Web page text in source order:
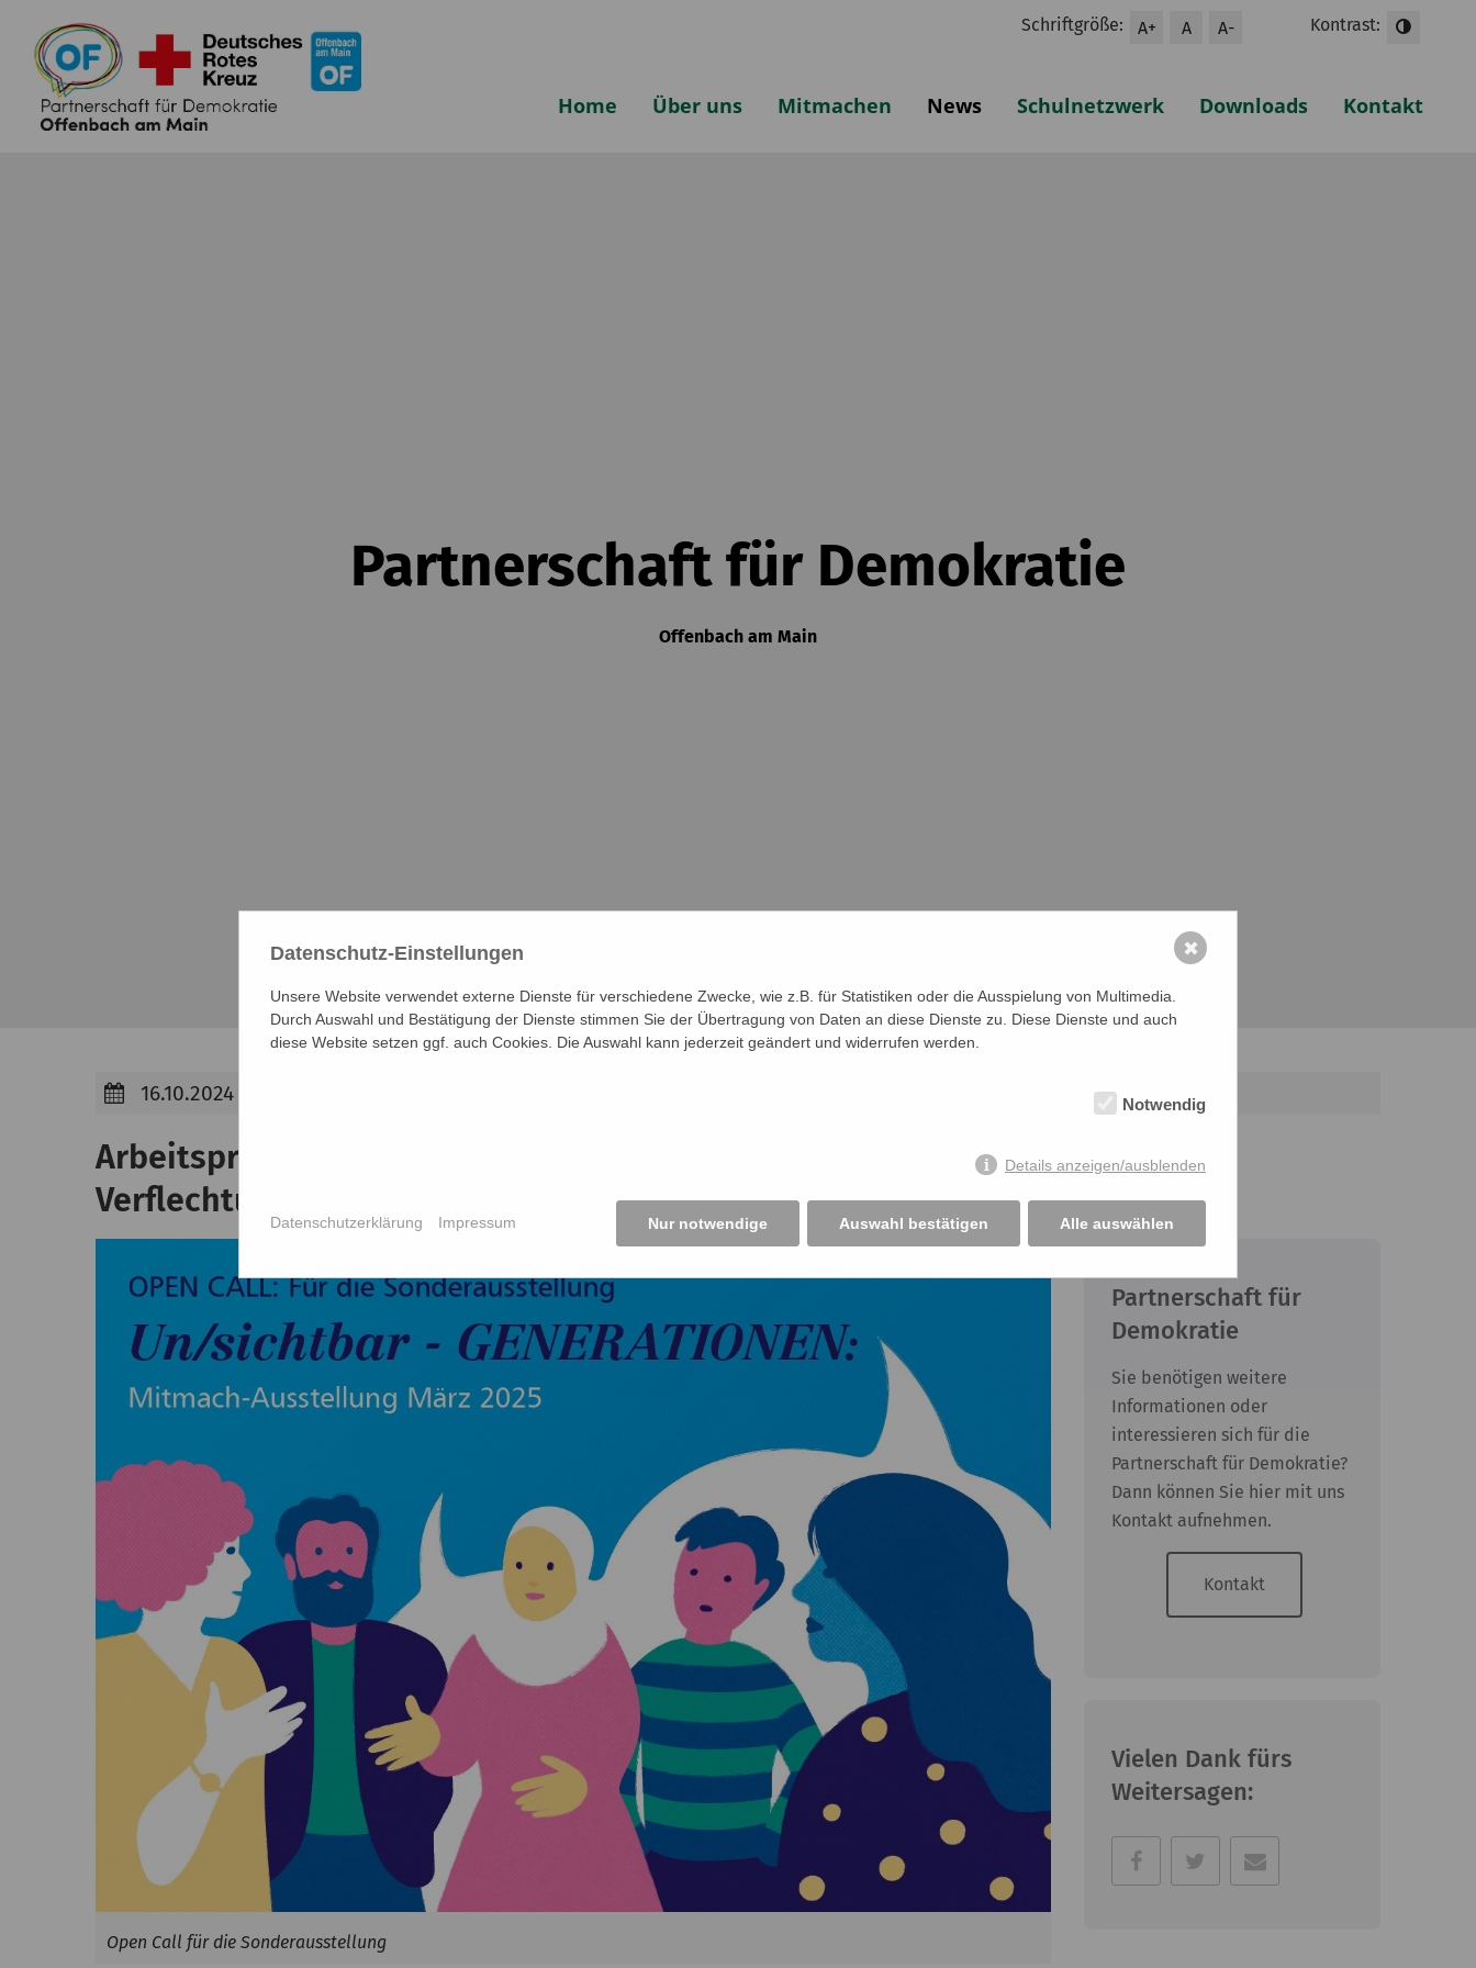
Kontrast:
Schriftgröße: A+ A A-
Home Über uns Mitmachen News Schulnetzwerk Downloads Kontakt
Partnerschaft für Demokratie
Offenbach am Main
16.10.2024
Arbeitsprozess zur Ausstellung "Un/sichtbar – GENERATIONEN" - vielseitige
Verflechtungen von Rassismen startet
Open Call für die Sonderausstellung
Partnerschaft für
Demokratie
Sie benötigen weitere
Informationen oder
interessieren sich für die
Partnerschaft für Demokratie?
Dann können Sie hier mit uns
Kontakt aufnehmen.
Kontakt
Vielen Dank fürs
Weitersagen:
Datenschutz-Einstellungen
Unsere Website verwendet externe Dienste für verschiedene Zwecke, wie z.B. für Statistiken oder die Ausspielung von Multimedia.
Durch Auswahl und Bestätigung der Dienste stimmen Sie der Übertragung von Daten an diese Dienste zu. Diese Dienste und auch
diese Website setzen ggf. auch Cookies. Die Auswahl kann jederzeit geändert und widerrufen werden.
Notwendig
Details anzeigen/ausblenden
Nur notwendige Auswahl bestätigen Alle auswählen
Datenschutzerklärung Impressum
✖